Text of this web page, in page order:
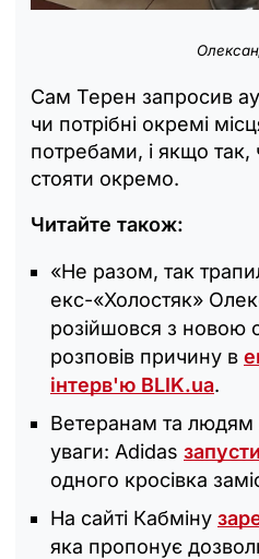
Сам Терен запросив
чи потрібні окремі
потребами, і якщо
стояти окремо.
Читайте також:
«Не разом, так
екс-«Холостяк»
розійшовся з новою
розповів причину в
інтерв'ю BLIK.ua.
Ветеранам та людям
уваги: Adidas
одного кросівка
На сайті Кабміну
яка пропонує